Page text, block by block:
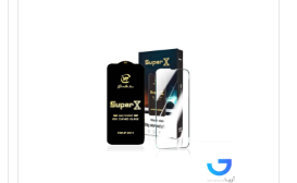
تجربه یه حس خوب از خرید ツ